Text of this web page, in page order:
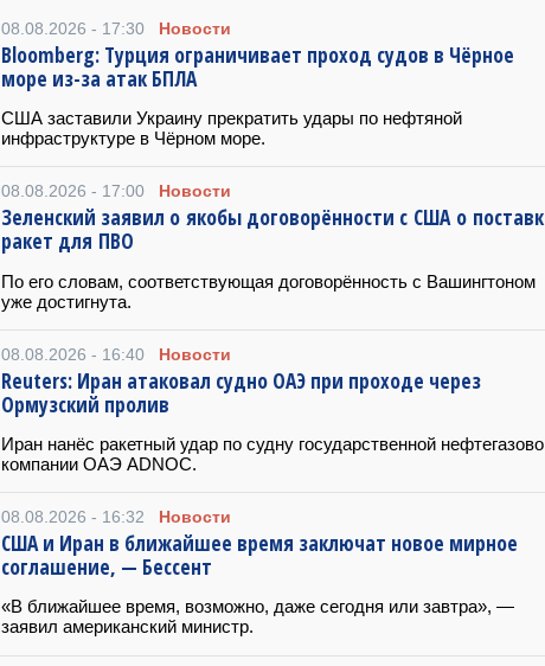
08.08.2026 - 17:30 Новости
Bloomberg: Турция ограничивает проход судов в Чёрное
море из-за атак БПЛА
США заставили Украину прекратить удары по нефтяной
инфраструктуре в Чёрном море.
08.08.2026 - 17:00 Новости
Зеленский заявил о якобы договорённости с США о
ракет для ПВО
По его словам, соответствующая договорённость с Вашингтоном
уже достигнута.
08.08.2026 - 16:40 Новости
Reuters: Иран атаковал судно ОАЭ при проходе через
Ормузский пролив
Иран нанёс ракетный удар по судну государственной
компании ОАЭ ADNOC.
08.08.2026 - 16:32 Новости
CША и Иран в ближайшее время заключат новое мирное
соглашение, — Бессент
«В ближайшее время, возможно, даже сегодня или завтра», —
заявил американский министр.